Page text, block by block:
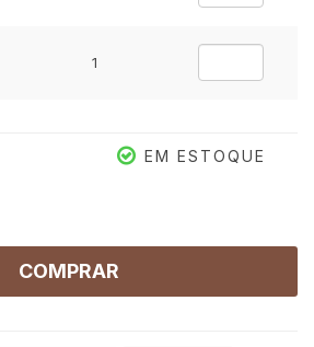
1
EM ESTOQUE
COMPRAR